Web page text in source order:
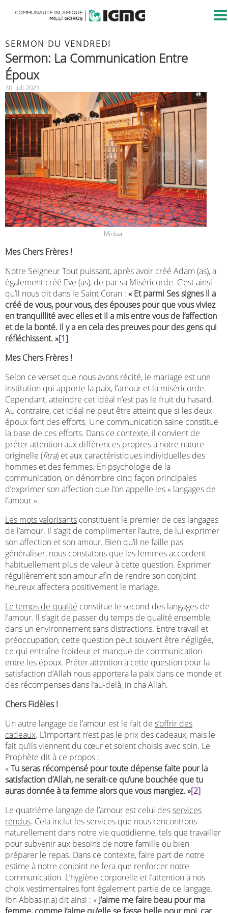
SERMON DU VENDREDI
Sermon: La Communication Entre
Époux
30. Juli 2021
Minbar
Mes Chers Frères !
Notre Seigneur Tout puissant, après avoir créé Adam (as), a
également créé Eve (as), de par sa Miséricorde. C’est ainsi
qu’Il nous dit dans le Saint Coran : « Et parmi Ses signes Il a
créé de vous, pour vous, des épouses pour que vous viviez
en tranquillité avec elles et Il a mis entre vous de l’affection
et de la bonté. Il y a en cela des preuves pour des gens qui
réfléchissent. »[1]
Mes Chers Frères !
Selon ce verset que nous avons récité, le mariage est une
institution qui apporte la paix, l’amour et la miséricorde.
Cependant, atteindre cet idéal n’est pas le fruit du hasard.
Au contraire, cet idéal ne peut être atteint que si les deux
époux font des efforts. Une communication saine constitue
la base de ces efforts. Dans ce contexte, il convient de
prêter attention aux différences propres à notre nature
originelle (fitra) et aux caractéristiques individuelles des
hommes et des femmes. En psychologie de la
communication, on dénombre cinq façon principales
d’exprimer son affection que l’on appelle les « langages de
l’amour ».
Les mots valorisants constituent le premier de ces langages
de l’amour. Il s’agit de complimenter l’autre, de lui exprimer
son affection et son amour. Bien qu’il ne faille pas
généraliser, nous constatons que les femmes accordent
habituellement plus de valeur à cette question. Exprimer
régulièrement son amour afin de rendre son conjoint
heureux affectera positivement le mariage.
Le temps de qualité constitue le second des langages de
l’amour. Il s’agit de passer du temps de qualité ensemble,
dans un environnement sans distractions. Entre travail et
préoccupation, cette question peut souvent être négligée,
ce qui entraîne froideur et manque de communication
entre les époux. Prêter attention à cette question pour la
satisfaction d’Allah nous apportera la paix dans ce monde et
des récompenses dans l’au-delà, in cha Allah.
Chers Fidèles !
Un autre langage de l’amour est le fait de s’offrir des
cadeaux. L’important n’est pas le prix des cadeaux, mais le
fait qu’ils viennent du cœur et soient choisis avec soin. Le
Prophète dit à ce propos :
«Tu seras récompensé pour toute dépense faite pour la
satisfaction d’Allah, ne serait-ce qu’une bouchée que tu
auras donnée à ta femme alors que vous mangiez. »[2]
Le quatrième langage de l’amour est celui desservices
rendus. Cela inclut les services que nous rencontrons
naturellement dans notre vie quotidienne, tels que travailler
pour subvenir aux besoins de notre famille ou bien
préparer le repas. Dans ce contexte, faire part de notre
estime à notre conjoint ne fera que renforcer notre
communication. L’hygiène corporelle et l’attention à nos
choix vestimentaires font également partie de ce langage.
Ibn Abbas (r.a) dit ainsi : « J’aime me faire beau pour ma